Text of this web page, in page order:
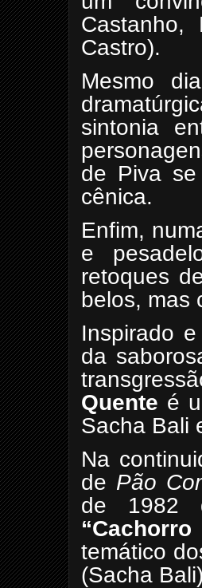
Castanho,
Castro).
Mesmo
sintonia
de Piva se
cênica.
Enfim,
e
retoques
belos, mas
Inspirado
da
Quente é
Sacha Bali
Na
de Pão
de 1982
temático
(Sacha